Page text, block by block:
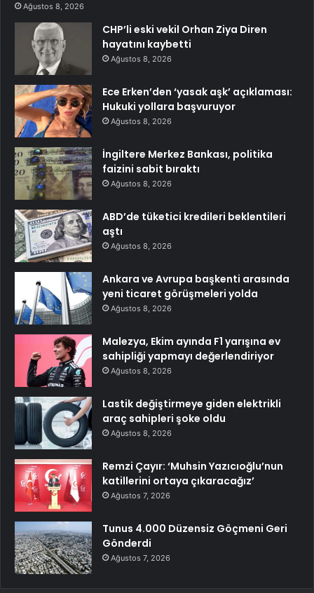
Ağustos 8, 2026
CHP’li eski vekil Orhan Ziya Diren
hayatını kaybetti
Ağustos 8, 2026
Ece Erken’den ‘yasak aşk’ açıklaması:
Hukuki yollara başvuruyor
Ağustos 8, 2026
İngiltere Merkez Bankası, politika
faizini sabit bıraktı
Ağustos 8, 2026
ABD’de tüketici kredileri beklentileri
aştı
Ağustos 8, 2026
Ankara ve Avrupa başkenti arasında
yeni ticaret görüşmeleri yolda
Ağustos 8, 2026
Malezya, Ekim ayında F1 yarışına ev
sahipliği yapmayı değerlendiriyor
Ağustos 8, 2026
Lastik değiştirmeye giden elektrikli
araç sahipleri şoke oldu
Ağustos 8, 2026
Remzi Çayır: ‘Muhsin Yazıcıoğlu’nun
katillerini ortaya çıkaracağız’
Ağustos 7, 2026
Tunus 4.000 Düzensiz Göçmeni Geri
Gönderdi
Ağustos 7, 2026